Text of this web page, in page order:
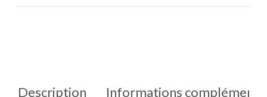
Description Informations